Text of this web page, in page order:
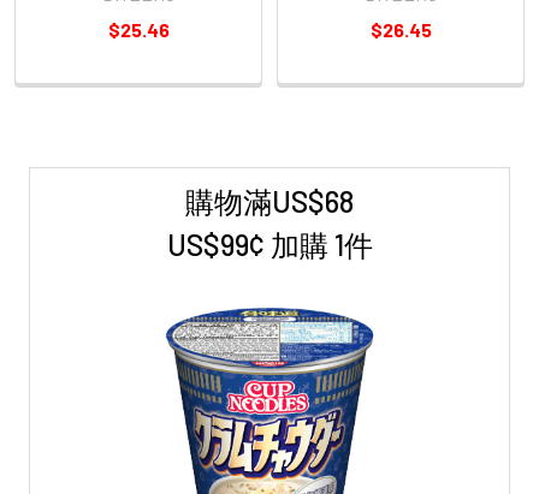
購物滿US$68
US$99¢ 加購 1件
$25.46
$26.45